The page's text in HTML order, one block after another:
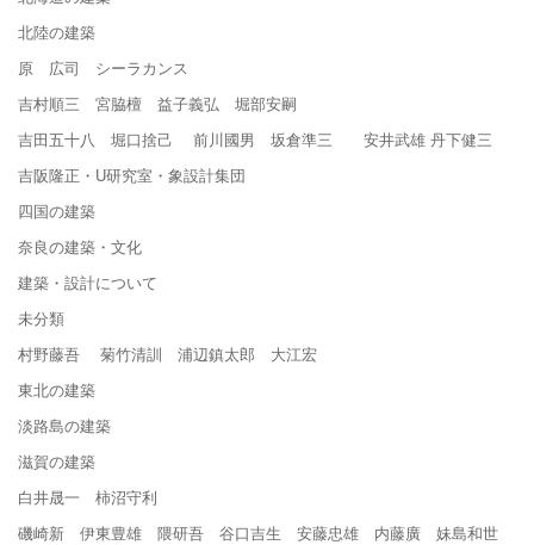
北陸の建築
原 広司 シーラカンス
吉村順三 宮脇檀 益子義弘 堀部安嗣
吉田五十八 堀口捨己 前川國男 坂倉準三 安井武雄 丹下健三
吉阪隆正・U研究室・象設計集団
四国の建築
奈良の建築・文化
建築・設計について
未分類
村野藤吾 菊竹清訓 浦辺鎮太郎 大江宏
東北の建築
淡路島の建築
滋賀の建築
白井晟一 柿沼守利
磯崎新 伊東豊雄 隈研吾 谷口吉生 安藤忠雄 内藤廣 妹島和世